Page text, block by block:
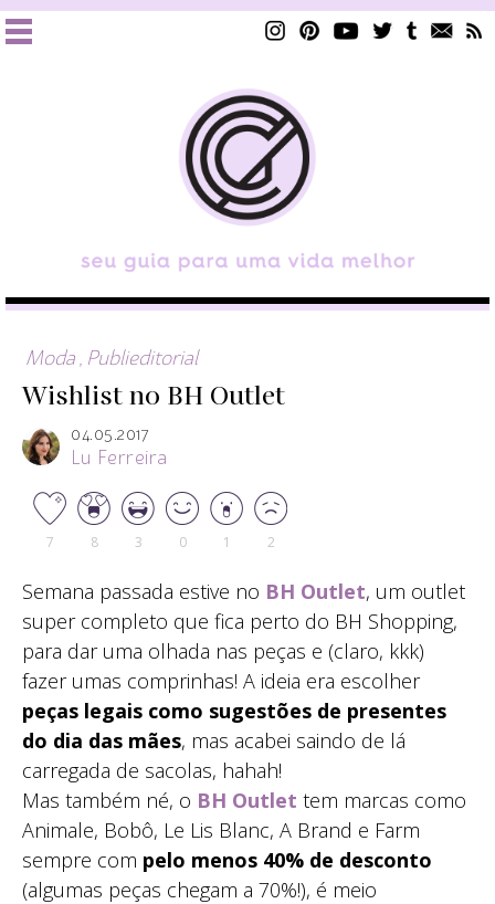
Moda Publieditorial
Wishlist no BH Outlet
04.05.2017
Lu Ferreira
7 8 3 0 1 2
Semana passada estive no BH Outlet, um outlet
super completo que fica perto do BH Shopping,
para dar uma olhada nas peças e (claro, kkk)
fazer umas comprinhas! A ideia era escolher
peças legais como sugestões de presentes
do dia das mães, mas acabei saindo de lá
carregada de sacolas, hahah!
Mas também né, o BH Outlet tem marcas como
Animale, Bobô, Le Lis Blanc, A Brand e Farm
sempre com pelo menos 40% de desconto
(algumas peças chegam a 70%!), é meio